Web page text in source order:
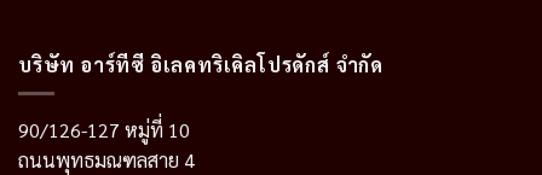
บริษัท อาร์ทีซี อิเลคทริเคิลโปรดักส์ จำกัด
90/126-127 หมู่ที่ 10
ถนนพุทธมณฑลสาย 4